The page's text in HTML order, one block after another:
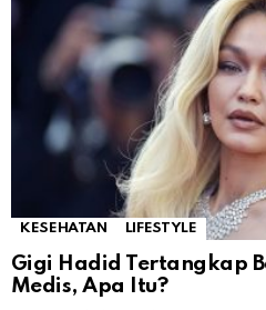
KESEHATAN LIFESTYLE
Gigi Hadid Tertangkap
Medis, Apa Itu?